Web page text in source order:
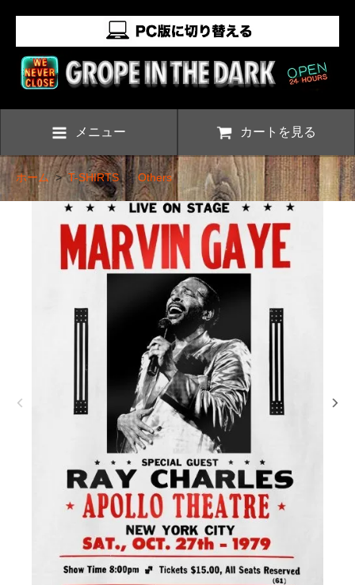
メニュー カートを見る
ホーム>T-SHIRTS>Others